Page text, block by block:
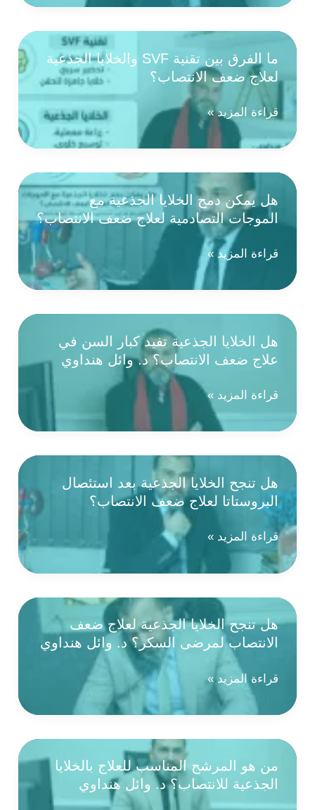
هنداوي
الجذعية
الجهات
التنظيمية
وعلمياً؟
د.
هنداوي
ما الفرق بين تقنية SVF والخلايا الجذعية
لعلاج ضعف الانتصاب؟
ما
بين
والخلايا
الجذعية
ضعف
قراءة المزيد »
هل يمكن دمج الخلايا الجذعية مع
الموجات التصادمية لعلاج ضعف الانتصاب؟
هل
دمج
مع
الموجات
لعلاج
الانتصاب؟
قراءة المزيد »
هل الخلايا الجذعية تفيد كبار السن في
علاج ضعف الانتصاب؟ د. وائل هنداوي
هل
الجذعية
السن
في
علاج
ضعف
الانتصاب؟
د.
قراءة المزيد »
هل تنجح الخلايا الجذعية بعد استئصال
البروستاتا لعلاج ضعف الانتصاب؟
هل
تنجح
الخلايا
استئصال
البروستاتا
ضعف
الانتصاب؟
قراءة المزيد »
هل تنجح الخلايا الجذعية لعلاج ضعف
الانتصاب لمرضى السكر؟ د. وائل هنداوي
هل
الخلايا
ضعف
الانتصاب
قراءة المزيد »
من هو المرشح المناسب للعلاج بالخلايا
الجذعية للانتصاب؟ د. وائل هنداوي